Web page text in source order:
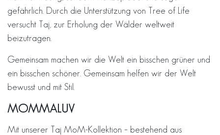
gefährlich. Durch die Unterstützung von Tree of Life
versucht Taj, zur Erholung der Wälder weltweit
beizutragen.
Gemeinsam machen wir die Welt ein bisschen grüner und
ein bisschen schöner. Gemeinsam helfen wir der Welt
bewusst und mit Stil.
MOMMALUV
Mit unserer Taj MoM-Kollektion – bestehend aus